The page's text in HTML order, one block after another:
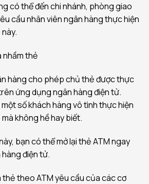
có thể đến chi nhánh, phòng giao
cầu nhân viên ngân hàng thực hiện
nhầm thẻ
hàng cho phép chủ thẻ được thực
ứng dụng ngân hàng điện tử.
một số khách hàng vô tình thực hiện
không hề hay biết.
bạn có thể mở lại thẻ ATM ngay
điện tử.
thẻ theo ATM yêu cầu của các cơ